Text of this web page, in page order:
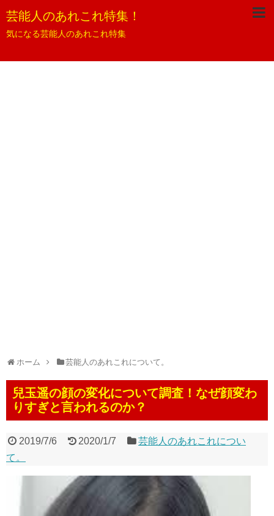
芸能人のあれこれ特集！
気になる芸能人のあれこれ特集
ホーム 芸能人のあれこれについて。
兒玉遥の顔の変化について調査！なぜ顔変わ
りすぎと言われるのか？
2019/7/6 2020/1/7
芸能人のあれこれについ
て。